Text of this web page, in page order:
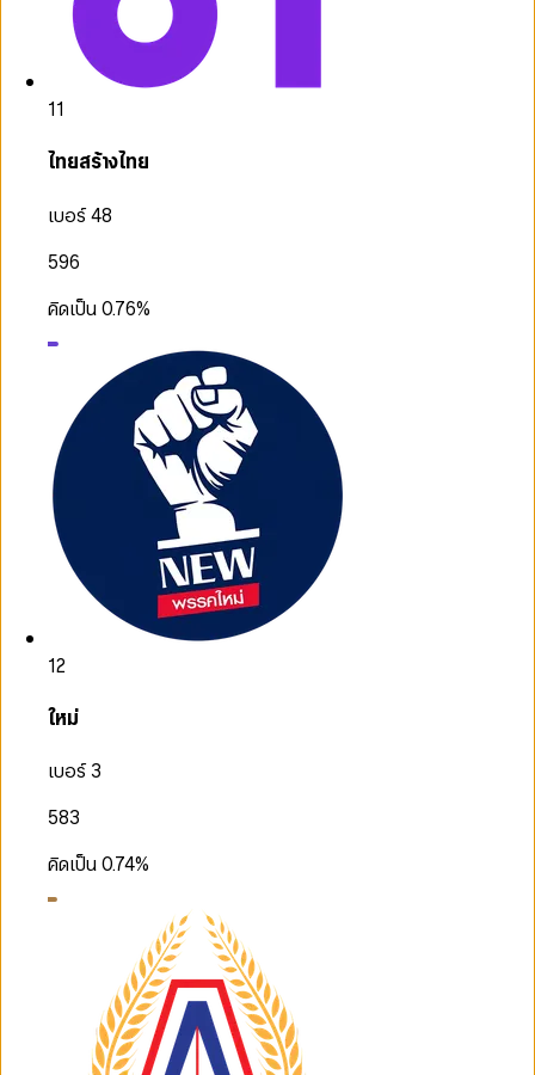
11
ไทยสร้างไทย
เบอร์ 48
596
คิดเป็น0.76%
12
ใหม่
เบอร์ 3
583
คิดเป็น0.74%